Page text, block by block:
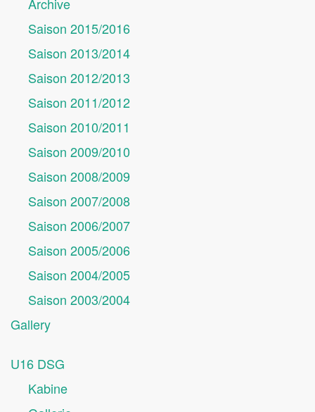
Saison 2015/2016
Saison 2013/2014
Saison 2012/2013
Saison 2011/2012
Saison 2010/2011
Saison 2009/2010
Saison 2008/2009
Saison 2007/2008
Saison 2006/2007
Saison 2005/2006
Saison 2004/2005
Saison 2003/2004
Gallery
U16 DSG
Kabine